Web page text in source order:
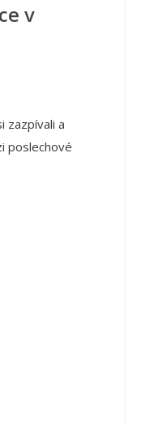
v
zazpívali a
poslechové